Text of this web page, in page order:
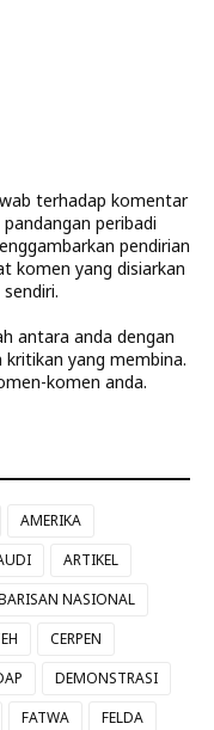
terhadap komentar
peribadi
pendirian
komen yang disiarkan
antara anda dengan
kritikan yang membina.
komen anda.
AMERIKA
ARTIKEL
NASIONAL
CERPEN
DEMONSTRASI
FATWA
FELDA